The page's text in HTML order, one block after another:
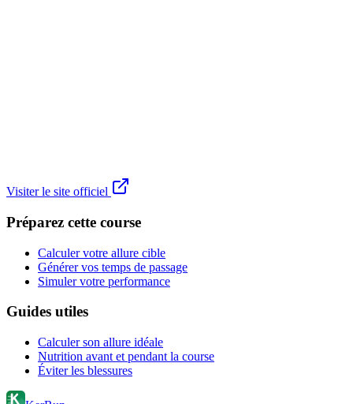
Visiter le site officiel
Préparez cette course
Calculer votre allure cible
Générer vos temps de passage
Simuler votre performance
Guides utiles
Calculer son allure idéale
Nutrition avant et pendant la course
Éviter les blessures